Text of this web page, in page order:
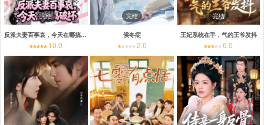
完结
反派夫妻百事哀，今天在哪搞破坏
10.0
完结
候冬症
2.0
完结
王妃系统在手，气的王爷发抖
6.0